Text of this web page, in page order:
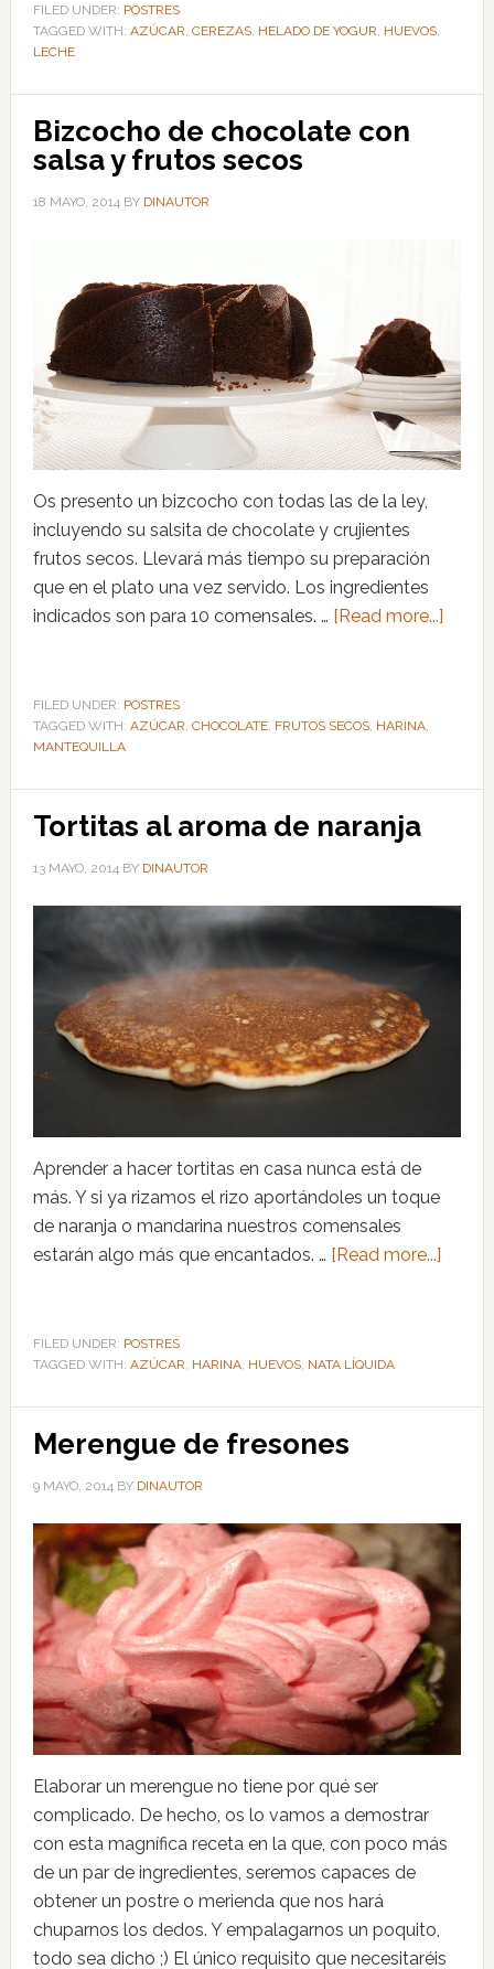
FILED UNDER: POSTRES
TAGGED WITH: AZÚCAR CEREZAS, HELADO DE YOGUR HUEVOS,
LECHE
Bizcocho de chocolate con
salsa y frutos secos
18 MAYO, 2014 BY DINAUTOR
Os presento un bizcocho con todas las de la ley,
incluyendo su salsita de chocolate y crujientes
frutos secos. Llevará más tiempo su preparación
que en el plato una vez servido. Los ingredientes
indicados son para 10 comensales. … [Read more...]
FILED UNDER: POSTRES
TAGGED WITH: AZÚCAR, CHOCOLATE, FRUTOS SECOS, HARINA,
MANTEQUILLA
Tortitas al aroma de naranja
13 MAYO, 2014BY DINAUTOR
Aprender a hacer tortitas en casa nunca está de
más. Y si ya rizamos el rizo aportándoles un toque
de naranja o mandarina nuestros comensales
estarán algo más que encantados. … [Read more...]
FILED UNDER: POSTRES
TAGGED WITH: AZÚCAR, HARINA, HUEVOS, NATA LÍQUIDA
Merengue de fresones
9 MAYO, 2014BY DINAUTOR
Elaborar un merengue no tiene por qué ser
complicado. De hecho, os lo vamos a demostrar
con esta magnífica receta en la que, con poco más
de un par de ingredientes, seremos capaces de
obtener un postre o merienda que nos hará
chuparnos los dedos. Y empalagarnos un poquito,
todo sea dicho ;) El único requisito que necesitaréis